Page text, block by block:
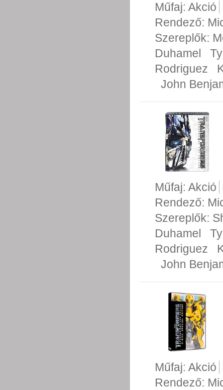
Műfaj: Akció
Rendező:
Szereplők:
Duhamel
Rodriguez
John
Műfaj: Akció
Rendező:
Szereplők:
Duhamel
Rodriguez
John
Műfaj: Akció
Rendező: